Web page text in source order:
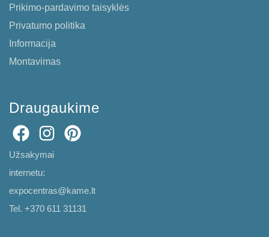
Prikimo-pardavimo taisyklės
Privatumo politika
Informacija
Montavimas
Draugaukime
Užsakymai
internetu:
expocentras@kame.lt
Tel. +370 611 31131